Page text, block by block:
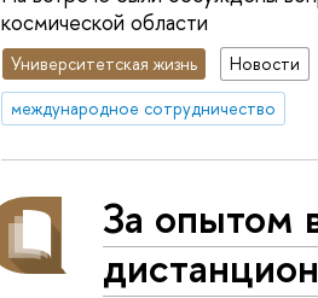
космической области
Университетская жизнь Новости
международное сотрудничество
За опытом